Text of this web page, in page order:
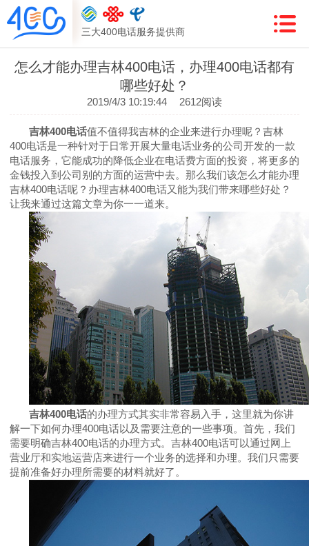
三大400电话服务提供商
怎么才能办理吉林400电话，办理400电话都有
哪些好处？
2019/4/3 10:19:44 2612阅读
吉林400电话值不值得我吉林的企业来进行办理呢？吉林
400电话是一种针对于日常开展大量电话业务的公司开发的一款
电话服务，它能成功的降低企业在电话费方面的投资，将更多的
金钱投入到公司别的方面的运营中去。那么我们该怎么才能办理
吉林400电话呢？办理吉林400电话又能为我们带来哪些好处？
让我来通过这篇文章为你一一道来。
吉林400电话的办理方式其实非常容易入手，这里就为你讲
解一下如何办理400电话以及需要注意的一些事项。首先，我们
需要明确吉林400电话的办理方式。吉林400电话可以通过网上
营业厅和实地运营店来进行一个业务的选择和办理。我们只需要
提前准备好办理所需要的材料就好了。